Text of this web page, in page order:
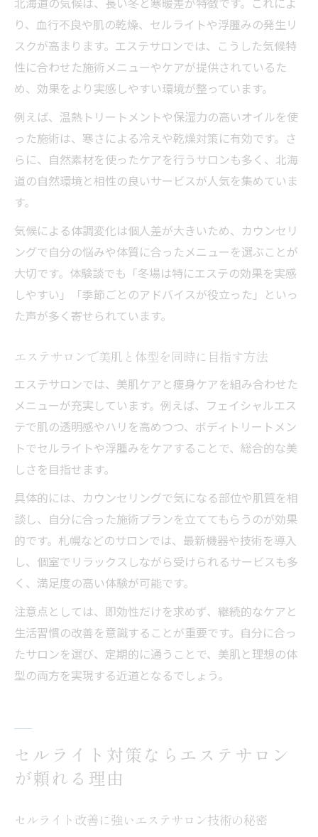
り、血行不良や肌の乾燥、セルライトや浮腫みの発生リ
スクが高まります。エステサロンでは、こうした気候特
性に合わせた施術メニューやケアが提供されているた
め、効果をより実感しやすい環境が整っています。
例えば、温熱トリートメントや保湿力の高いオイルを使
った施術は、寒さによる冷えや乾燥対策に有効です。さ
らに、自然素材を使ったケアを行うサロンも多く、北海
道の自然環境と相性の良いサービスが人気を集めていま
す。
気候による体調変化は個人差が大きいため、カウンセリ
ングで自分の悩みや体質に合ったメニューを選ぶことが
大切です。体験談でも「冬場は特にエステの効果を実感
しやすい」「季節ごとのアドバイスが役立った」といっ
た声が多く寄せられています。
エステサロンで美肌と体型を同時に目指す方法
エステサロンでは、美肌ケアと痩身ケアを組み合わせた
メニューが充実しています。例えば、フェイシャルエス
テで肌の透明感やハリを高めつつ、ボディトリートメン
トでセルライトや浮腫みをケアすることで、総合的な美
しさを目指せます。
具体的には、カウンセリングで気になる部位や肌質を相
談し、自分に合った施術プランを立ててもらうのが効果
的です。札幌などのサロンでは、最新機器や技術を導入
し、個室でリラックスしながら受けられるサービスも多
く、満足度の高い体験が可能です。
注意点としては、即効性だけを求めず、継続的なケアと
生活習慣の改善を意識することが重要です。自分に合っ
たサロンを選び、定期的に通うことで、美肌と理想の体
型の両方を実現する近道となるでしょう。
セルライト対策ならエステサロン
が頼れる理由
セルライト改善に強いエステサロン技術の秘密